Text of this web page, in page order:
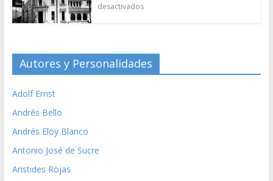
desactivados
Autores y Personalidades
Adolf Ernst
Andrés Bello
Andrés Eloy Blanco
Antonio José de Sucre
Aristides Rojas